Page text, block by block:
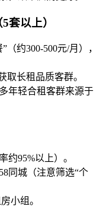
套以上）
约300-500元/月），
取长租品质客群。
年轻合租客群来源于
约95%以上）。
同城（注意筛选“个
小组。